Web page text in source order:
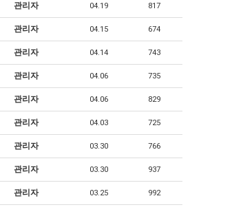
관리자 04.19 817
관리자 04.15 674
관리자 04.14 743
관리자 04.06 735
관리자 04.06 829
관리자 04.03 725
관리자 03.30 766
관리자 03.30 937
관리자 03.25 992